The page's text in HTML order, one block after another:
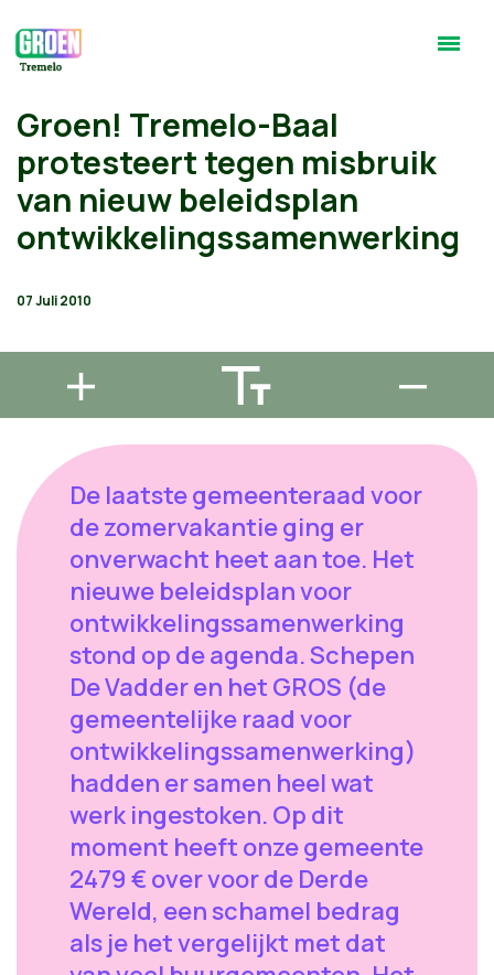
Groen! Tremelo-Baal
protesteert tegen misbruik
van nieuw beleidsplan
ontwikkelingssamenwerking
07 Juli 2010
De laatste gemeenteraad voor
de zomervakantie ging er
onverwacht heet aan toe. Het
nieuwe beleidsplan voor
ontwikkelingssamenwerking
stond op de agenda. Schepen
De Vadder en het GROS (de
gemeentelijke raad voor
ontwikkelingssamenwerking)
hadden er samen heel wat
werk ingestoken. Op dit
moment heeft onze gemeente
2479 € over voor de Derde
Wereld, een schamel bedrag
als je het vergelijkt met dat